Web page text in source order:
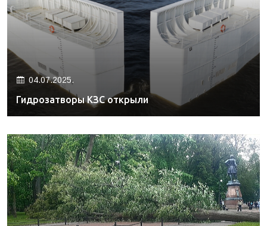
04.07.2025.
Гидрозатворы КЗС открыли